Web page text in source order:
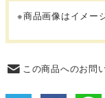
※商品画像はイメー
この商品へのお問